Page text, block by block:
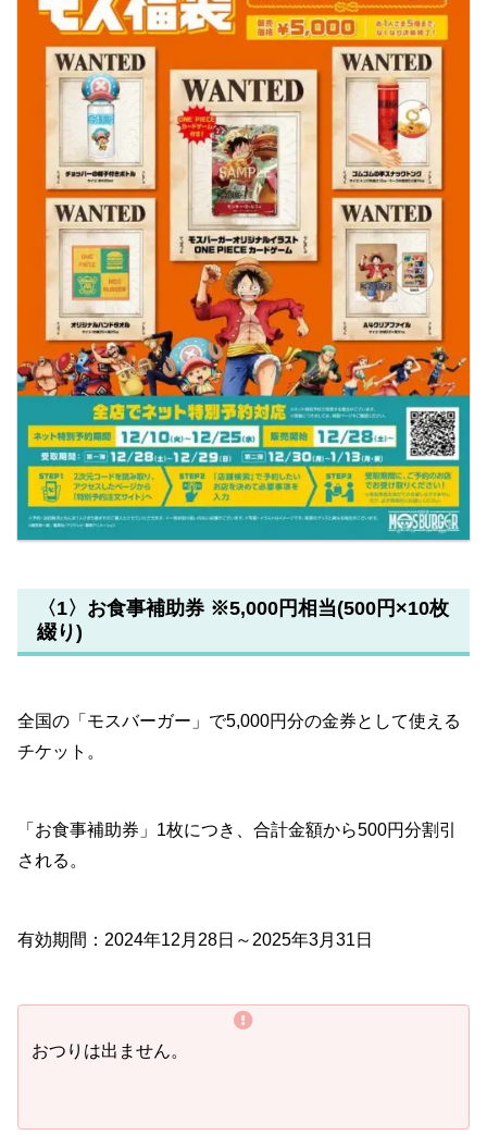
〈1〉お食事補助券 ※5,000円相当(500円×10枚
綴り)
全国の「モスバーガー」で5,000円分の金券として使える
チケット。
「お食事補助券」1枚につき、合計金額から500円分割引
される。
有効期間：2024年12月28日～2025年3月31日
おつりは出ません。